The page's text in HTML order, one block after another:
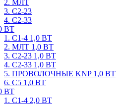
2. МЛТ
3. С2-23
4. С2-33
ВТ
1. С1-4 1,0 ВТ
2. МЛТ 1,0 ВТ
3. С2-23 1,0 ВТ
4. С2-33 1,0 ВТ
5. ПРОВОЛОЧНЫЕ KNP 1,0 ВТ
6. С5 1,0 ВТ
ВТ
1. С1-4 2,0 ВТ